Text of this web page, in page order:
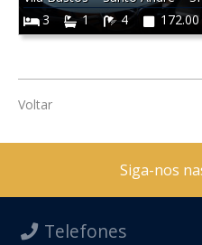
3
1 4 172.00
Voltar
Siga-nos
Telefones